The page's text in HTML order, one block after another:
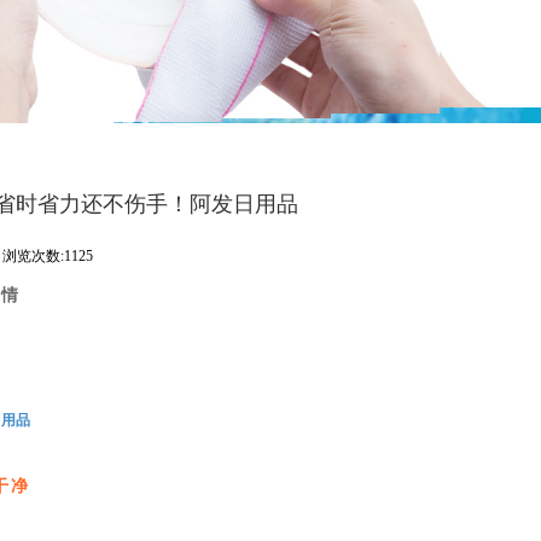
时省力还不伤手！阿发日用品
浏览次数:1125
品
净